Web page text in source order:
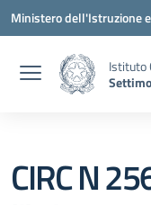
Vai ai contenuti
Vai al menu di navigazione
Vai al footer
Ministero dell'Istruzione
Istituto
CIRC N